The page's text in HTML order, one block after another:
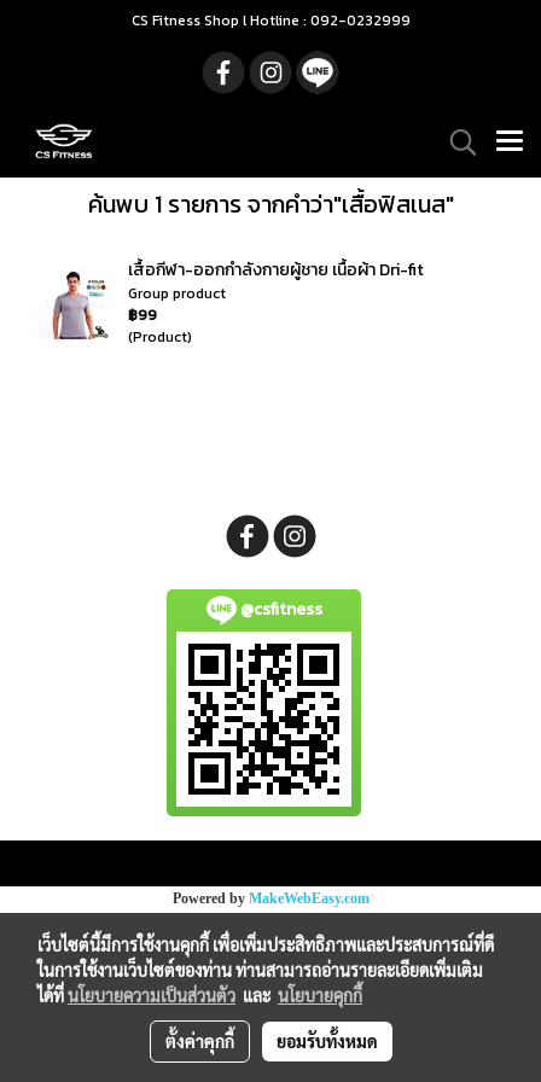
CS Fitness Shop l Hotline : 092-0232999
ค้นพบ 1 รายการ จากคำว่า"เสื้อฟิสเนส"
เสื้อกีฬา-ออกกำลังกายผู้ชาย เนื้อผ้า Dri-fit
Group product
฿99
(Product)
@csfitness
Powered by MakeWebEasy.com
เว็บไซต์นี้มีการใช้งานคุกกี้ เพื่อเพิ่มประสิทธิภาพและประสบการณ์ที่ดี
ในการใช้งานเว็บไซต์ของท่าน ท่านสามารถอ่านรายละเอียดเพิ่มเติม
ได้ที่นโยบายความเป็นส่วนตัว และ นโยบายคุกกี้
ตั้งค่าคุกกี้ ยอมรับทั้งหมด